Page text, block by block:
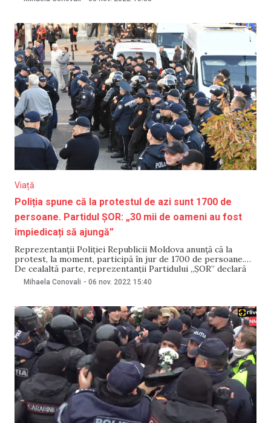
Viață
Poliția spune că la protestul de azi sunt 1700 de
persoane. Partidul ȘOR: „30 mii de oameni au fost
împiedicați să ajungă”
Reprezentanții Poliției Republicii Moldova anunță că la
protest, la moment, participă în jur de 1700 de persoane.
De cealaltă parte, reprezentanții Partidului „ȘOR” declară
că polițiștii ar fi interzis deplasarea spre capitală a 30 mii
Mihaela Conovali - 06 nov. 2022 15:40